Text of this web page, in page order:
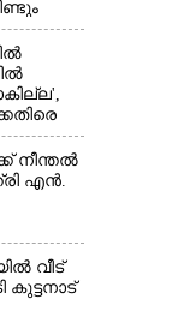
അർജുൻ
സിപിഎം
നീന്തൽ
എൻ.
വീട്
കുട്ടനാട്